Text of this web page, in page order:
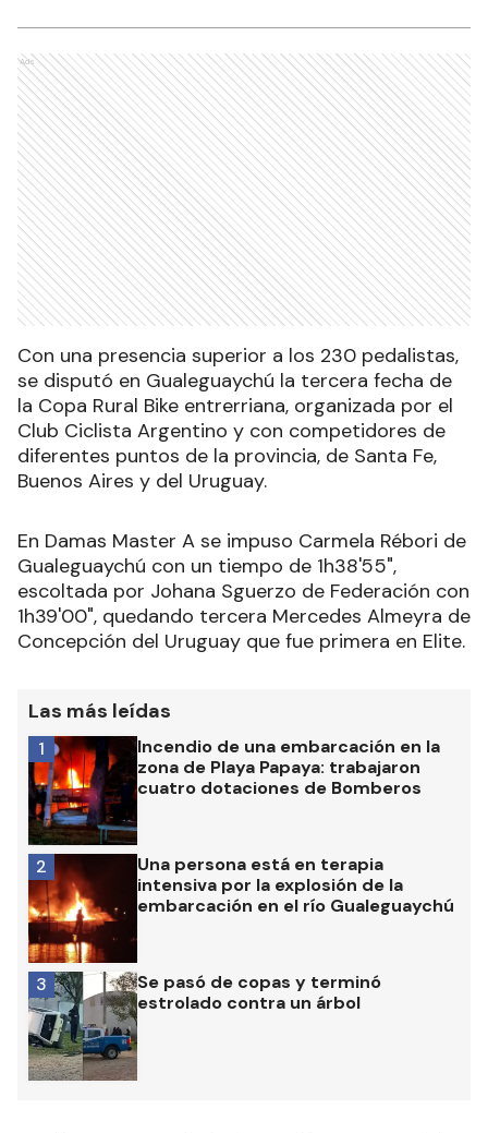
Ads
Con una presencia superior a los 230 pedalistas,
se disputó en Gualeguaychú la tercera fecha de
la Copa Rural Bike entrerriana, organizada por el
Club Ciclista Argentino y con competidores de
diferentes puntos de la provincia, de Santa Fe,
Buenos Aires y del Uruguay.
En Damas Master A se impuso Carmela Rébori de
Gualeguaychú con un tiempo de 1h38'55",
escoltada por Johana Sguerzo de Federación con
1h39'00", quedando tercera Mercedes Almeyra de
Concepción del Uruguay que fue primera en Elite.
Las más leídas
Incendio de una embarcación en la
zona de Playa Papaya: trabajaron
cuatro dotaciones de Bomberos
1
Una persona está en terapia
intensiva por la explosión de la
embarcación en el río Gualeguaychú
2
Se pasó de copas y terminó
estrolado contra un árbol
3